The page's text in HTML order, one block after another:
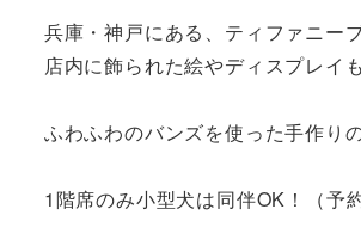
兵庫・神戸にある、ティファニー
店内に飾られた絵やディスプレ
ふわふわのバンズを使った手作り
1階席のみ小型犬は同伴OK！（予